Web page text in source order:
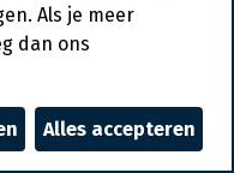
Als je meer
dan ons
Alles accepteren